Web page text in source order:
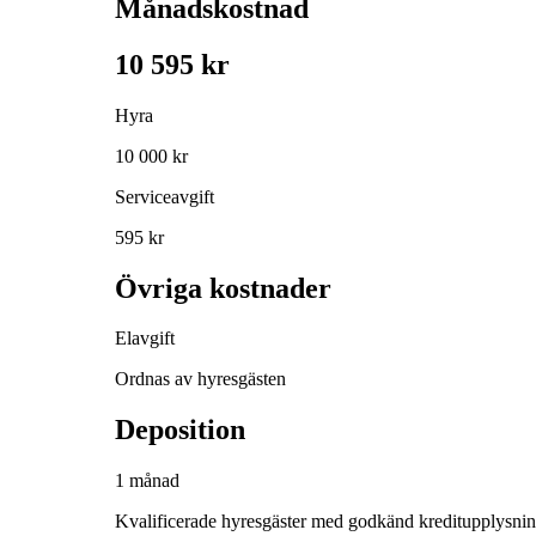
Månadskostnad
10 595 kr
Hyra
10 000 kr
Serviceavgift
595 kr
Övriga kostnader
Elavgift
Ordnas av hyresgästen
Deposition
1 månad
Kvalificerade hyresgäster med godkänd